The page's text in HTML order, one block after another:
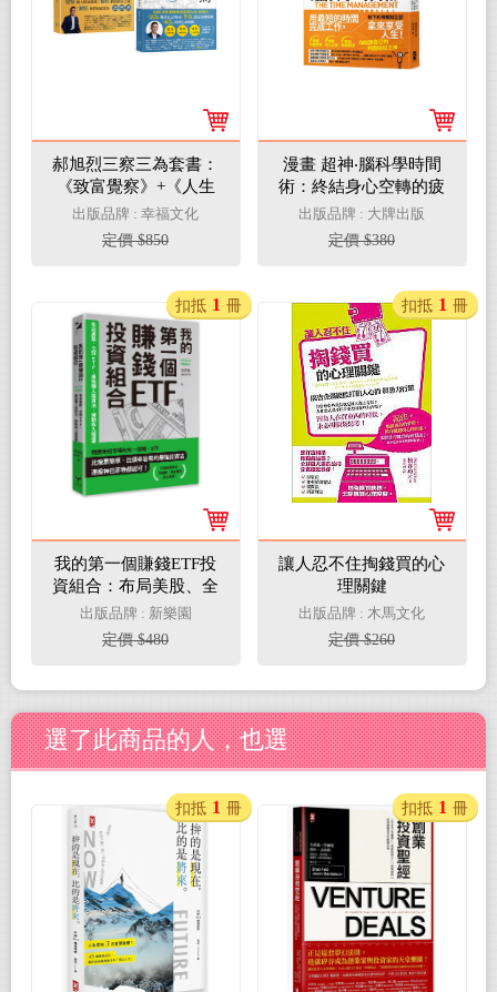
郝旭烈三察三為套書：
《致富覺察》+《人生
成為》
出版品牌 : 幸福文化
定價 $850
漫畫 超神‧腦科學時間
術：終結身心空轉的疲
勞與低效率，日本超人
氣名醫教你善用專注力
╳時間思維，把人生和
出版品牌 : 大牌出版
定價 $380
我的第一個賺錢ETF投
資組合：布局美股、全
球ETF，最強懶人投資
法，被動收入穩穩賺
出版品牌 : 新樂園
定價 $480
扣抵 1 冊
讓人忍不住掏錢買的心
理關鍵
出版品牌 : 木馬文化
定價 $260
扣抵 1 冊
選了此商品的人，也選
扣抵 1 冊 扣抵 1 冊